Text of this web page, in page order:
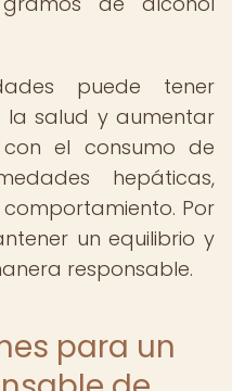
puede tener
salud y aumentar
el consumo de
hepáticas,
Por
un equilibrio y
responsable.
para un